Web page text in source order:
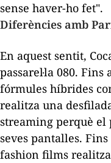
sense haver-ho fet".
Diferències amb
En aquest sentit,
passarel·la 080.
fórmules híbrides
realitza una
streaming perquè el
seves pantalles.
fashion films